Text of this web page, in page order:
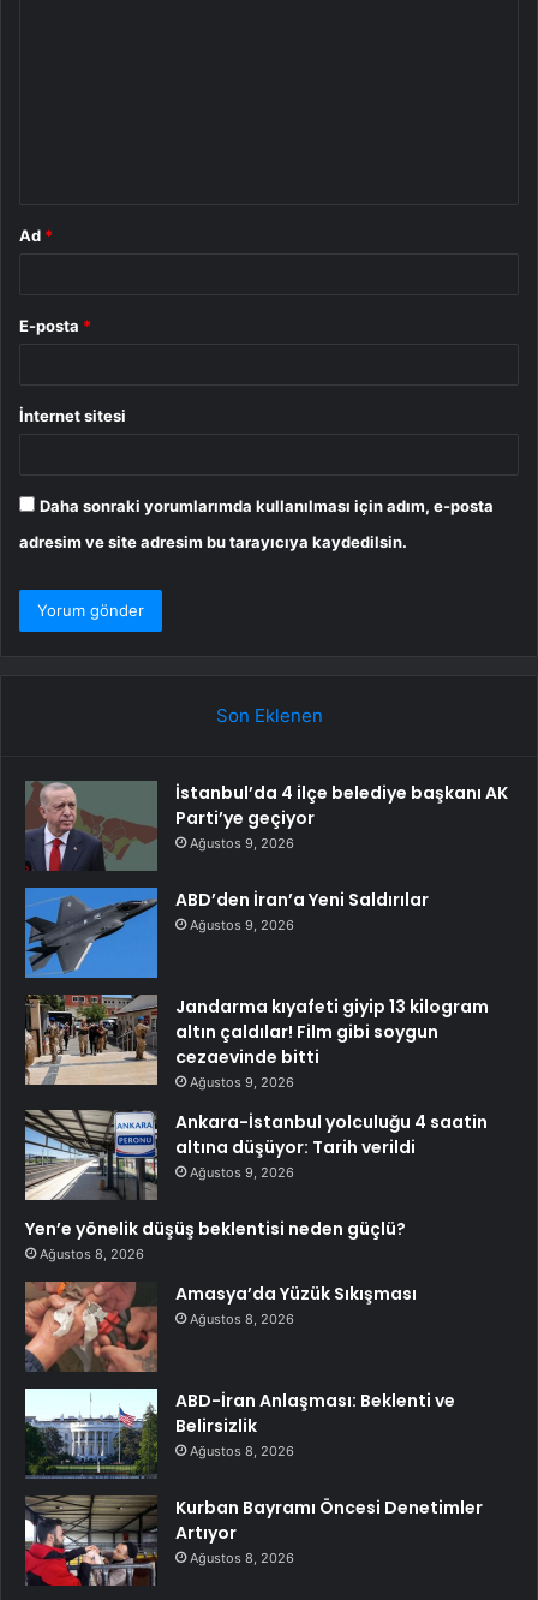
Ad *
E-posta *
İnternet sitesi
Daha sonraki yorumlarımda kullanılması için adım, e-posta
adresim ve site adresim bu tarayıcıya kaydedilsin.
Son Eklenen
İstanbul’da 4 ilçe belediye başkanı AK
Parti’ye geçiyor
Ağustos 9, 2026
ABD’den İran’a Yeni Saldırılar
Ağustos 9, 2026
Jandarma kıyafeti giyip 13 kilogram
altın çaldılar! Film gibi soygun
cezaevinde bitti
Ağustos 9, 2026
Ankara-İstanbul yolculuğu 4 saatin
altına düşüyor: Tarih verildi
Ağustos 9, 2026
Yen’e yönelik düşüş beklentisi neden güçlü?
Ağustos 8, 2026
Amasya’da Yüzük Sıkışması
Ağustos 8, 2026
ABD-İran Anlaşması: Beklenti ve
Belirsizlik
Ağustos 8, 2026
Kurban Bayramı Öncesi Denetimler
Artıyor
Ağustos 8, 2026